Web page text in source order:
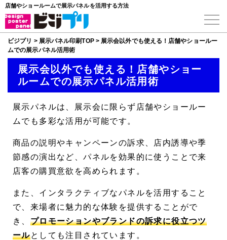
店舗やショールームで展示パネルを活用する方法
ビジプリ > 展示パネル印刷TOP> 展示会以外でも使える！店舗やショールー
ムでの展示パネル活用術
展示会以外でも使える！店舗やショー
ルームでの展示パネル活用術
展示パネルは、展示会に限らず店舗やショールー
ムでも多彩な活用が可能です。
商品の説明やキャンペーンの訴求、店内誘導や季
節感の演出など、パネルを効果的に使うことで来
店客の購買意欲を高められます。
また、インタラクティブなパネルを活用すること
で、来場者に魅力的な体験を提供することがで
き、 プロモーションやブランドの訴求に役立つツ
ールとしても注目されています。